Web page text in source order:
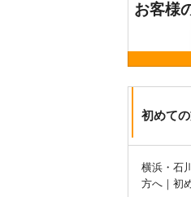
お客様
初めて
横浜・石
方へ｜初